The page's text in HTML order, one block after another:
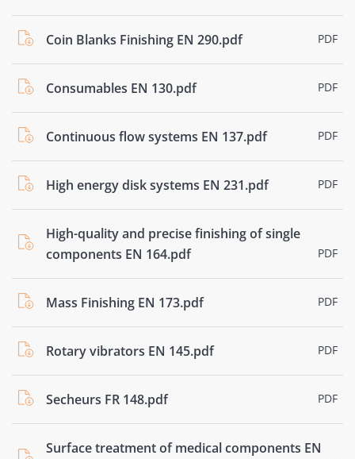
Coin Blanks Finishing EN 290.pdf PDF
Consumables EN 130.pdf PDF
Continuous flow systems EN 137.pdf PDF
High energy disk systems EN 231.pdf PDF
High-quality and precise finishing of single
components EN 164.pdf
PDF
Mass Finishing EN 173.pdf PDF
Rotary vibrators EN 145.pdf PDF
Secheurs FR 148.pdf PDF
Surface treatment of medical components EN